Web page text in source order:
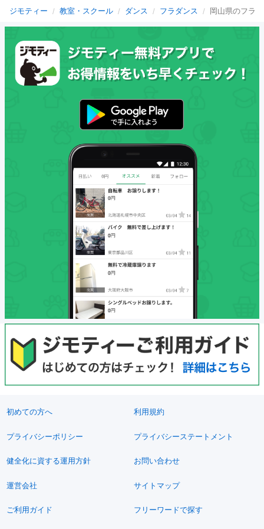
ジモティー 教室・スクール ダンス フラダンス 岡山県のフラ
初めての方へ 利用規約
プライバシーポリシー プライバシーステートメント
健全化に資する運用方針 お問い合わせ
運営会社 サイトマップ
ご利用ガイド フリーワードで探す